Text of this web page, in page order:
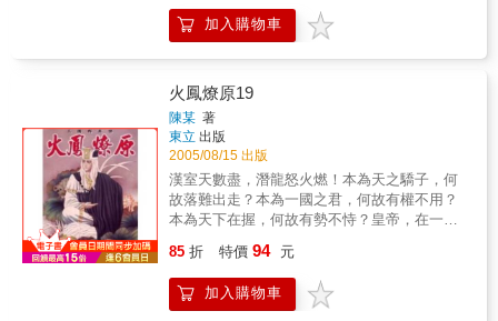
一天………
加入購物車
火鳳燎原19
陳某 著
東立 出版
2005/08/15 出版
漢室天數盡，潛龍怒火燃！本為天之驕子，何
故落難出走？本為一國之君，何故有權不用？
本為天下在握，何故有勢不恃？皇帝，在一場
終於明白何謂『治國之道』！
85 折 特價 94 元
加入購物車